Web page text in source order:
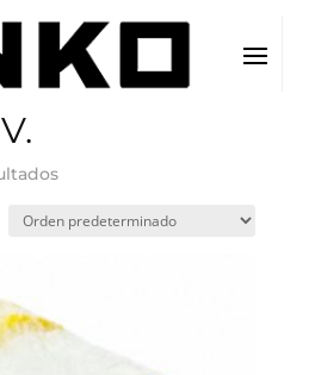
/ 2 UNID. + V.